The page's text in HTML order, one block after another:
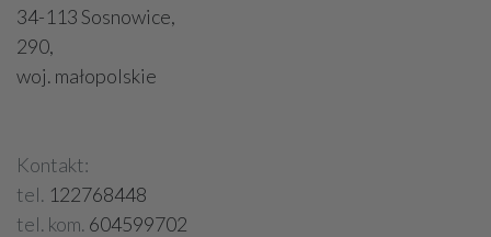
34-113 Sosnowice,
290,
woj. małopolskie
Kontakt:
tel. 122768448
tel. kom. 604599702